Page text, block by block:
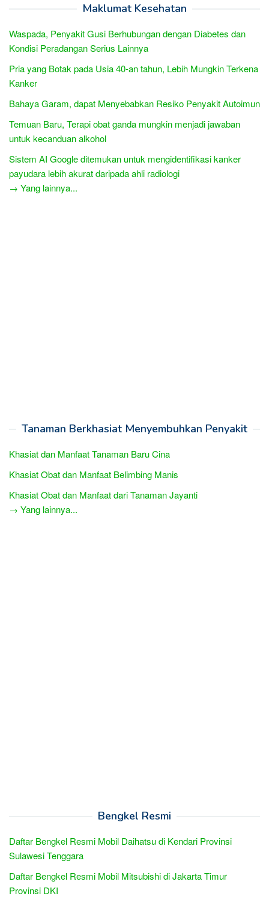
Maklumat Kesehatan
Waspada, Penyakit Gusi Berhubungan dengan Diabetes dan
Kondisi Peradangan Serius Lainnya
Pria yang Botak pada Usia 40-an tahun, Lebih Mungkin Terkena
Kanker
Bahaya Garam, dapat Menyebabkan Resiko Penyakit Autoimun
Temuan Baru, Terapi obat ganda mungkin menjadi jawaban
untuk kecanduan alkohol
Sistem AI Google ditemukan untuk mengidentifikasi kanker
payudara lebih akurat daripada ahli radiologi
→ Yang lainnya...
Tanaman Berkhasiat Menyembuhkan Penyakit
Khasiat dan Manfaat Tanaman Baru Cina
Khasiat Obat dan Manfaat Belimbing Manis
Khasiat Obat dan Manfaat dari Tanaman Jayanti
→ Yang lainnya...
Bengkel Resmi
Daftar Bengkel Resmi Mobil Daihatsu di Kendari Provinsi
Sulawesi Tenggara
Daftar Bengkel Resmi Mobil Mitsubishi di Jakarta Timur
Provinsi DKI